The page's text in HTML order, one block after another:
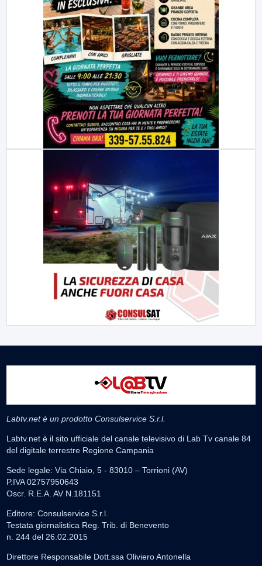
Labtv.net è un prodotto Consulservice S.r.l.
Labtv.net è il sito ufficiale del canale televisivo di Lab Tv canale 84
del digitale terrestre Regione Campania
Sede legale: Via Chiaio, 5 - 83010 – Torrioni (AV)
P.IVA 02757950643
Oscr. R.E.A. AV N.181151
Editore: Consulservice S.r.l.
Testata giornalistica Reg. Trib. di Benevento
n. 244 del 26.02.2015
Direttore Responsabile Dott.ssa Oliviero Antonella